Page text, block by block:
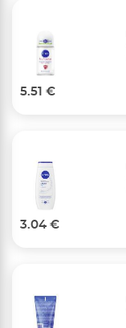
5.51 €
3.04 €